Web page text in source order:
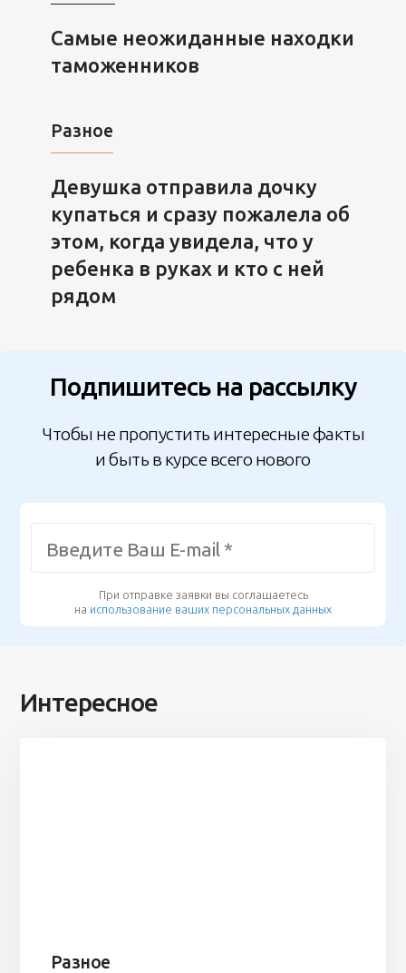
Самые неожиданные находки
таможенников
Разное
Девушка отправила дочку
купаться и сразу пожалела об
этом, когда увидела, что у
ребенка в руках и кто с ней
рядом
Подпишитесь на рассылку
Чтобы не пропустить интересные факты
и быть в курсе всего нового
При отправке заявки вы соглашаетесь
на использование ваших персональных данных
Интересное
Разное